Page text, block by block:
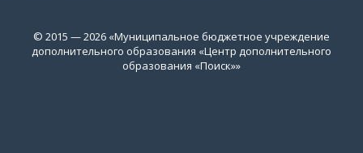
© 2015 — 2026 «Муниципальное бюджетное учреждение
дополнительного образования «Центр дополнительного
образования «Поиск»»